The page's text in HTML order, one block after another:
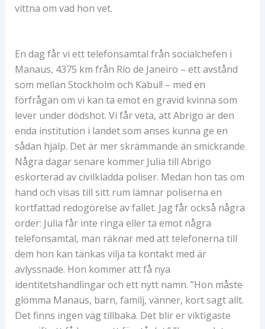
vittna om vad hon vet.
En dag får vi ett telefonsamtal från socialchefen i
Manaus, 4375 km från Rio de Janeiro – ett avstånd
som mellan Stockholm och Kabul! – med en
förfrågan om vi kan ta emot en gravid kvinna som
lever under dödshot. Vi får veta, att Abrigo är den
enda institution i landet som anses kunna ge en
sådan hjälp. Det är mer skrämmande än smickrande
Några dagar senare kommer Julia till Abrigo
eskorterad av civilklädda poliser. Medan hon tas om
hand och visas till sitt rum lämnar poliserna en
kortfattad redogörelse av fallet. Jag får också några
order: Julia får inte ringa eller ta emot några
telefonsamtal, man räknar med att telefonerna till
dem hon kan tänkas vilja ta kontakt med är
avlyssnade. Hon kommer att få nya
identitetshandlingar och ett nytt namn. ”Hon måste
glömma Manaus, barn, familj, vänner, kort sagt allt.
Det finns ingen väg tillbaka. Det blir er viktigaste